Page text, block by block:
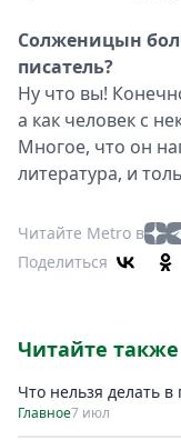
Солженицын
писатель?
Ну что вы!
а как человек с
Многое, что он
литература, и
Читайте Metro в
Поделиться
Читайте также
Что нельзя делать
Главное7 июл